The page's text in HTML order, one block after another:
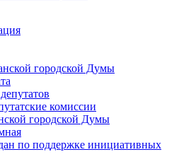
городской Думы
комиссии
городской Думы
по поддержке инициативных